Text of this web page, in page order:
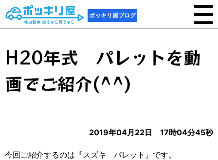
ポッキリ屋ブログ
H20年式 パレットを動
画でご紹介(^^)
2019年04月22日 17時04分45秒
今回ご紹介するのは『スズキ パレット』です。